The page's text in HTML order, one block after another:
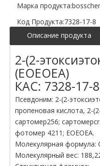
Марка продукта:
Код Продукта:7328-17-8
Описание продукта
2-(2-
(EOEOEA)
КАС: 7328-17-8
Псевдоним: 2-(2-
пропеновая кислота, 2-
сартомер256;
фотомер 4211; EOEOEA.
Молекулярная формула:
Молекулярный вес: